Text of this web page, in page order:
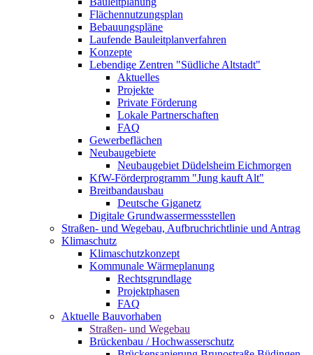
Flächennutzungsplan
Bebauungspläne
Laufende Bauleitplanverfahren
Konzepte
Lebendige Zentren "Südliche Altstadt"
Aktuelles
Projekte
Private Förderung
Lokale Partnerschaften
FAQ
Gewerbeflächen
Neubaugebiete
Neubaugebiet Düdelsheim Eichmorgen
KfW-Förderprogramm "Jung kauft Alt"
Breitbandausbau
Deutsche Giganetz
Digitale Grundwassermessstellen
Straßen- und Wegebau, Aufbruchrichtlinie und Antrag
Klimaschutz
Klimaschutzkonzept
Kommunale Wärmeplanung
Rechtsgrundlage
Projektphasen
FAQ
Aktuelle Bauvorhaben
Straßen- und Wegebau
Brückenbau / Hochwasserschutz